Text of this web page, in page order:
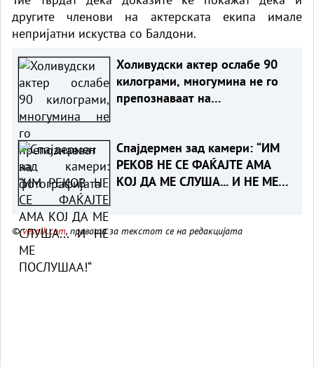
другите членови на актерската екипа имале
непријатни искуства со Балдони.
Холивудски актер ослабе 90
килограми, многумина не го
препознаваат на
Спајдермен зад камери: “ИМ
РЕКОВ НЕ СЕ ФАЌАЈТЕ АМА
КОЈ ДА МЕ СЛУША... И НЕ МЕ
©vesnik.com, правата за текстот се на редакцијата